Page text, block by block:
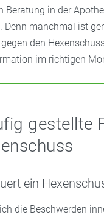
Beratung in der
Denn manchmal ist
den
im richtigen
gestellte
ein
die Beschwerden